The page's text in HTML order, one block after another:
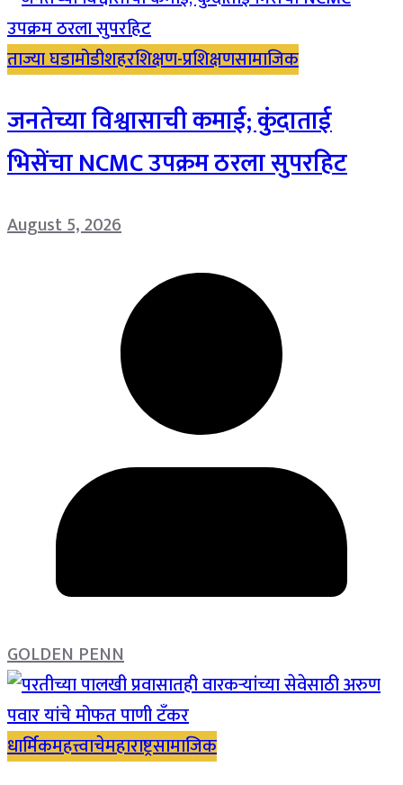
ताज्या घडामोडीशहरशिक्षण-प्रशिक्षणसामाजिक
जनतेच्या विश्वासाची कमाई; कुंदाताई
भिसेंचा NCMC उपक्रम ठरला सुपरहिट
August 5, 2026
GOLDEN PENN
धार्मिकमहत्त्वाचेमहाराष्ट्रसामाजिक